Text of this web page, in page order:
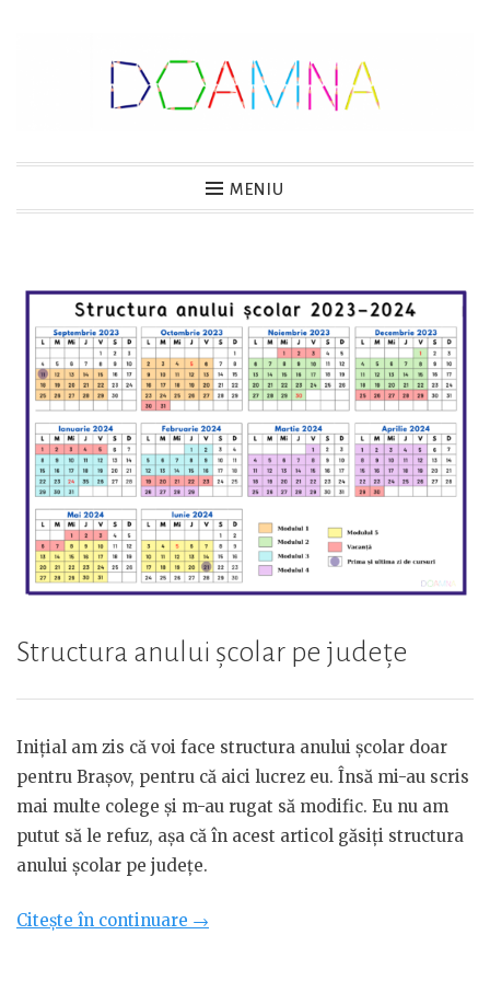
DOAMNA MENIU
Structura anului școlar pe județe
Inițial am zis că voi face structura anului școlar doar
pentru Brașov, pentru că aici lucrez eu. Însă mi-au scris
mai multe colege și m-au rugat să modific. Eu nu am
putut să le refuz, așa că în acest articol găsiți structura
anului școlar pe județe.
Citește în continuare „Structura
→